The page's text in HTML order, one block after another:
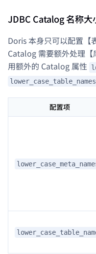
JDBC Catalog 名称大
Doris 本身只可以配置【
Catalog 需要额外处理
用额外的 Catalog 属性
lower_case_table_names
配置项